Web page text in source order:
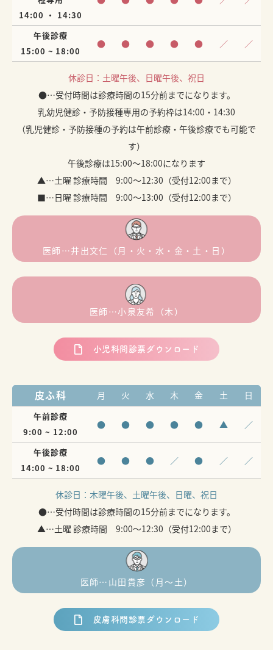
14:00 ・ 14:30
午後診療
15:00 ~ 18:00
● ● ● ● ● ／ ／
休診日：土曜午後、日曜午後、祝日
●…受付時間は診療時間の15分前までになります。
乳幼児健診・予防接種専用の予約枠は14:00・14:30
（乳児健診・予防接種の予約は午前診療・午後診療でも可能で
す）
午後診療は15:00～18:00になります
▲…土曜 診療時間 9:00～12:30（受付12:00まで）
■…日曜 診療時間 9:00～13:00（受付12:00まで）
医師…井出文仁（月・火・水・金・土・日）
医師…小泉友希（木）
小児科問診票ダウンロード
皮ふ科 月 火 水 木 金 土 日
午前診療
9:00 ~ 12:00
● ● ● ● ● ▲ ／
午後診療
14:00 ~ 18:00
● ● ● ／ ● ／ ／
休診日： 木曜午後、土曜午後、日曜、祝日
●…受付時間は診療時間の15分前までになります。
▲…土曜 診療時間 9:00～12:30（受付12:00まで）
医師…山田貴彦（月〜土）
皮膚科問診票ダウンロード